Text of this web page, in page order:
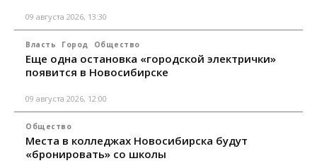
09 августа 2026, 13:30
Власть Город Общество
Еще одна остановка «городской электрички»
появится в Новосибирске
09 августа 2026, 12:00
Общество
Места в колледжах Новосибирска будут
«бронировать» со школы